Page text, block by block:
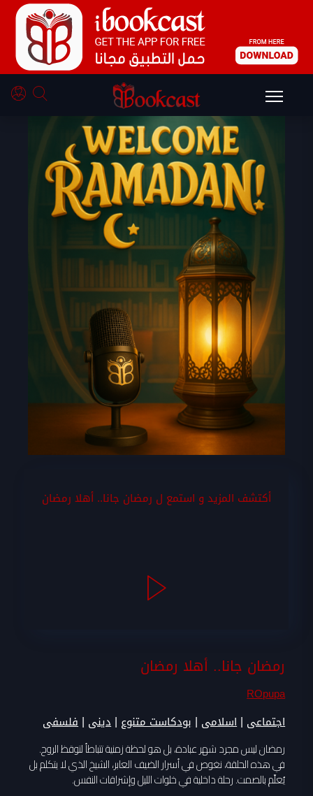
أكتشف المزيد و استمع ل رمضان جانا.. أهلا رمضان
رمضان جانا.. أهلا رمضان
ROpupa
اجتماعى |اسلامى |بودكاست متنوع |دينى |فلسفى
رمضان ليس مجرد شهر عبادة، بل هو لحظة زمنية تتباطأ لتوقظ الروح.
في هذه الحلقة، نغوص في أسرار الضيف العابر، الشيخ الذي لا يتكلم بل
يُعلّم بالصمت. رحلة داخلية في خلوات الليل وإشراقات النفس.